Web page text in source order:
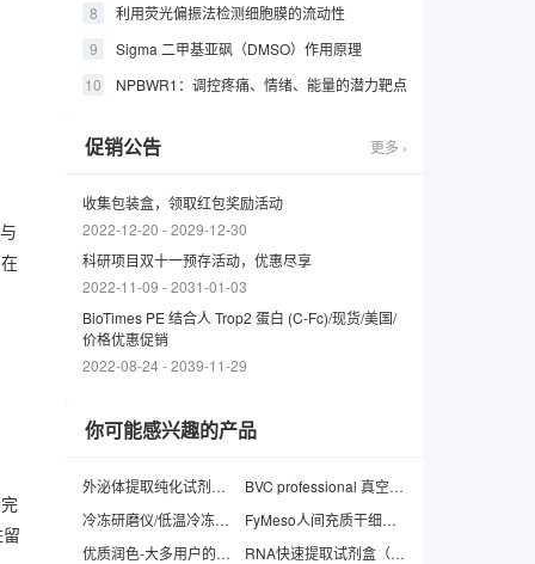
利用荧光偏振法检测细胞膜的流动性
Sigma 二甲基亚砜（DMSO）作用原理
NPBWR1：调控疼痛、情绪、能量的潜力靶点
促销公告 更多 ›
收集包装盒，领取红包奖励活动
2022-12-20 -2029-12-30
科研项目双十一预存活动，优惠尽享
2022-11-09 -2031-01-03
BioTimes PE 结合人 Trop2 蛋白 (C-Fc)/现货/美国/
价格优惠促销
2022-08-24-2039-11-29
你可能感兴趣的产品
外泌体提取纯化试剂盒（组织、细胞上清、血液、尿液、细菌膜囊泡等）
BVC professional 真空吸液系统（废液处理器）
冷冻研磨仪/低温冷冻研磨仪/组织研磨仪
FyMeso人间充质干细胞无血清培养基（chemical defined）
优质润色-大多用户的选择
RNA快速提取试剂盒（带DNA清除柱 ）